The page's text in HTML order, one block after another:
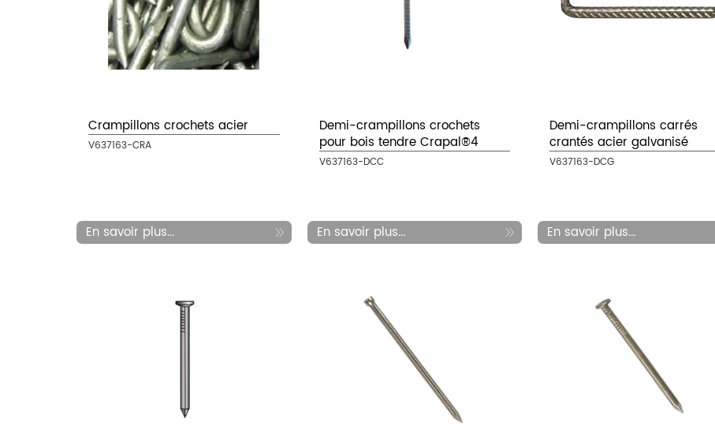
Crampillons crochets acier
V637163-CRA
En savoir plus...
Demi-crampillons crochets
pour bois tendre Crapal®4
V637163-DCC
En savoir plus...
Demi-crampillons carrés
crantés acier galvanisé
V637163-DCG
En savoir plus...